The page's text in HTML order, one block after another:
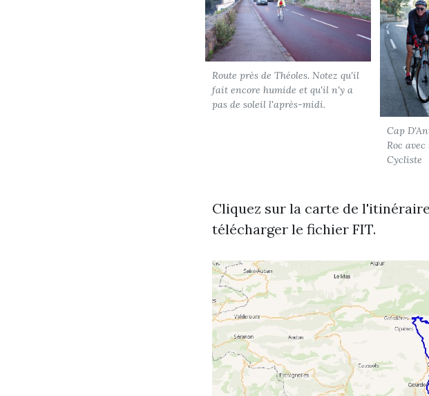
Route près de Théoles. Notez qu'il
fait encore humide et qu'il n'y a
pas de soleil l'après-midi.
Cap
Roc
Cycliste
Cliquez sur la carte de
télécharger le fichier FIT.